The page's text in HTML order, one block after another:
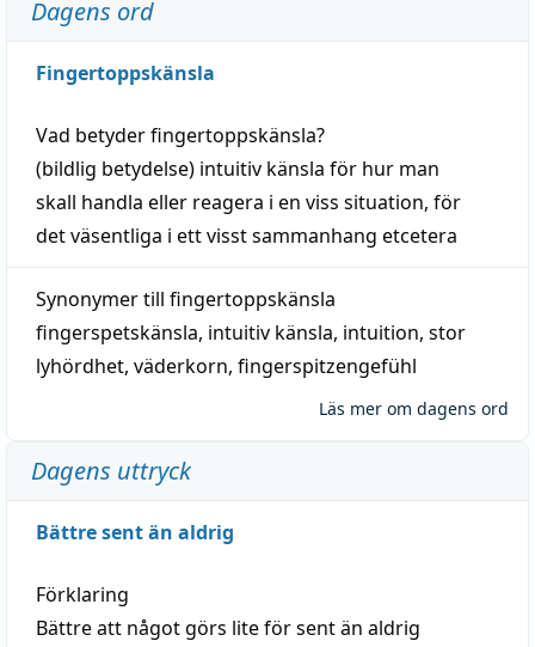
Dagens ord
Fingertoppskänsla
Vad betyderfingertoppskänsla?
(bildlig betydelse) intuitiv känsla för hur man
skall handla eller reagera i en viss situation, för
det väsentliga i ett visstsammanhang etcetera
Synonymer till fingertoppskänsla
fingerspetskänsla, intuitiv känsla, intuition, stor
lyhördhet, väderkorn, fingerspitzengefühl
Läs mer om dagens ord
Dagens uttryck
Bättre sent än aldrig
Förklaring
Bättre att något görs lite för sent än aldrig